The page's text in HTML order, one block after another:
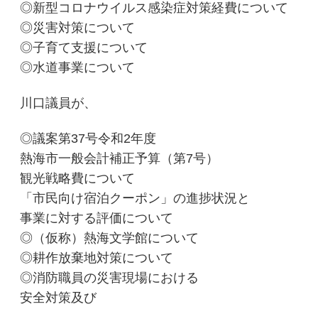
◎新型コロナウイルス感染症対策経費について
◎災害対策について
◎子育て支援について
◎水道事業について
川口議員が、
◎議案第37号令和2年度
熱海市一般会計補正予算（第7号）
観光戦略費について
「市民向け宿泊クーポン」の進捗状況と
事業に対する評価について
◎（仮称）熱海文学館について
◎耕作放棄地対策について
◎消防職員の災害現場における
安全対策及び